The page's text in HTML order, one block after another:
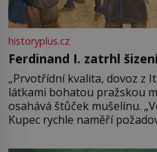
historyplus.cz
Ferdinand I. zatrhl
„Prvotřídní kvalita, dovoz z
látkami bohatou pražskou
osahává štůček mušelínu.
Kupec rychle naměří
milostpaní. Stačí jenom na